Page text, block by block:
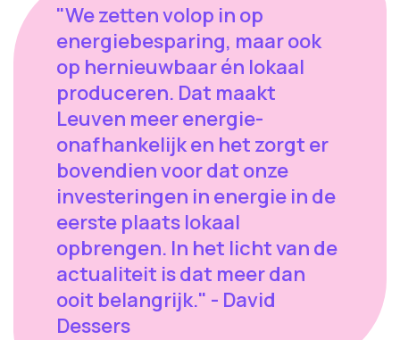
"We zetten volop in op
energiebesparing, maar ook
op hernieuwbaar én lokaal
produceren. Dat maakt
Leuven meer energie-
onafhankelijk en het zorgt er
bovendien voor dat onze
investeringen in energie in de
eerste plaats lokaal
opbrengen. In het licht van de
actualiteit is dat meer dan
ooit belangrijk." - David
Dessers